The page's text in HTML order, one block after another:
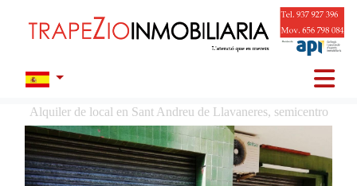
Alquiler de local en Sant Andreu de Llavaneres, semicentro